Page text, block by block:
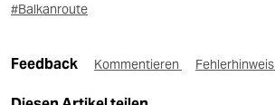
#Balkanroute
Feedback Kommentieren Fehlerhinweis